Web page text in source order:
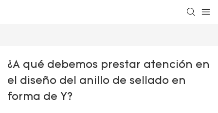
¿A qué debemos prestar atención en
el diseño del anillo de sellado en
forma de Y?